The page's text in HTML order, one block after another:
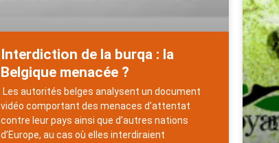
Interdiction de la burqa : la
Belgique menacée ?
Les autorités belges analysent un document
vidéo comportant des menaces d’attentat
contre leur pays ainsi que d’autres nations
d’Europe, au cas où elles interdiraient